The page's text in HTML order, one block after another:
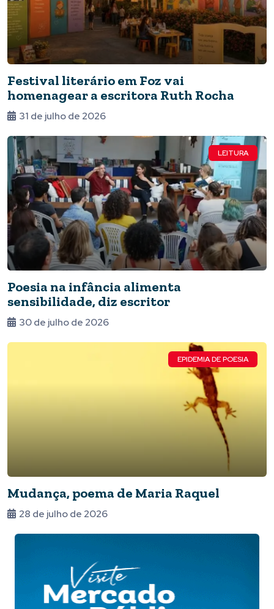
Festival literário em Foz vai
homenagear a escritora Ruth Rocha
31 de julho de 2026
LEITURA
Poesia na infância alimenta
sensibilidade, diz escritor
30 de julho de 2026
EPIDEMIA DE POESIA
Mudança, poema de Maria Raquel
28 de julho de 2026